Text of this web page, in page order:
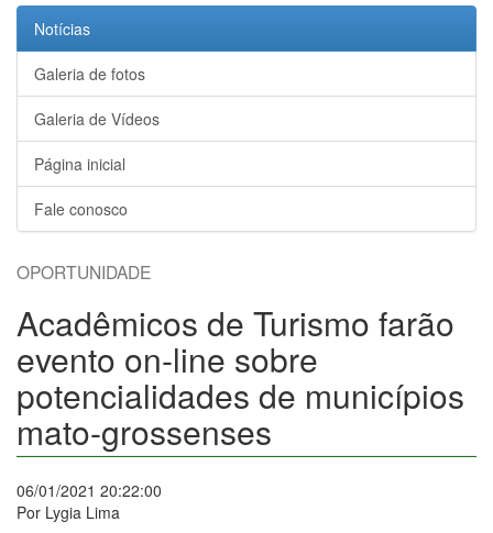
Notícias
Galeria de fotos
Galeria de Vídeos
Página inicial
Fale conosco
OPORTUNIDADE
Acadêmicos de Turismo farão
evento on-line sobre
potencialidades de municípios
mato-grossenses
06/01/2021 20:22:00
Por Lygia Lima